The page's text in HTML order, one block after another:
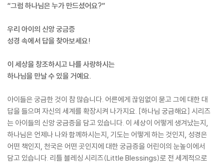
“그럼 하나님은 누가 만드셨어요?”
우리 아이의 신앙 궁금증
성경 속에서 답을 찾아보세요!
이 세상을 창조하시고 나를 사랑하시는
하나님을 만날 수 있을 거예요.
아이들은 궁금한 것이 참 많습니다. 어른에게 끊임없이 묻고 그에 대한 대
답을 들으며 자신의 세계를 확장시켜 나가지요. [하나님 궁금해요] 시리즈
는 아이들의 신앙 궁금증을 담고 있습니다. 이 세상이 어떻게 생겨났는지,
하나님은 언제나 나와 함께하시는지, 기도는 어떻게 하는 것인지, 성경은
어떤 책인지, 천국은 어떤 곳인지에 대한 궁금증을 어린이의 눈높이에서
담고 있습니다. 리틀 블레싱 시리즈(Little Blessings)로 전 세계적으로